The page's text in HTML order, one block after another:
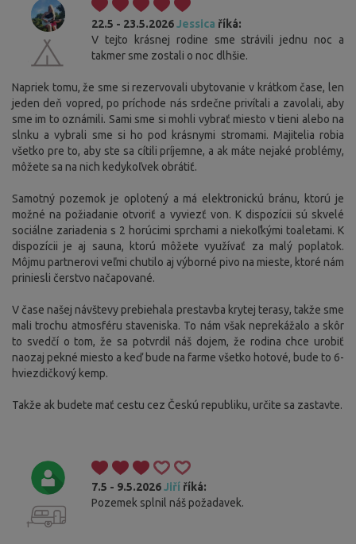
22.5 - 23.5.2026Jessica říká:
V tejto krásnej rodine sme strávili jednu noc a
takmer sme zostali o noc dlhšie.
Napriek tomu, že sme si rezervovali ubytovanie v krátkom čase, len
jeden deň vopred, po príchode nás srdečne privítali a zavolali, aby
sme im to oznámili. Sami sme si mohli vybrať miesto v tieni alebo na
slnku a vybrali sme si ho pod krásnymi stromami. Majitelia robia
všetko pre to, aby ste sa cítili príjemne, a ak máte nejaké problémy,
môžete sa na nich kedykoľvek obrátiť.
Samotný pozemok je oplotený a má elektronickú bránu, ktorú je
možné na požiadanie otvoriť a vyviezť von. K dispozícii sú skvelé
sociálne zariadenia s 2 horúcimi sprchami a niekoľkými toaletami. K
dispozícii je aj sauna, ktorú môžete využívať za malý poplatok.
Môjmu partnerovi veľmi chutilo aj výborné pivo na mieste, ktoré nám
priniesli čerstvo načapované.
V čase našej návštevy prebiehala prestavba krytej terasy, takže sme
mali trochu atmosféru staveniska. To nám však neprekážalo a skôr
to svedčí o tom, že sa potvrdil náš dojem, že rodina chce urobiť
naozaj pekné miesto a keď bude na farme všetko hotové, bude to 6-
hviezdičkový kemp.
Takže ak budete mať cestu cez Českú republiku, určite sa zastavte.
7.5 - 9.5.2026Jiří říká:
Pozemek splnil náš požadavek.